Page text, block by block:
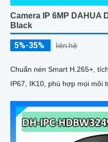
Camera IP 6MP DAHUA
Black
5%-35% liên hệ
Chuẩn nén Smart H.265+,
IP67, IK10, phù hợp mọi môi